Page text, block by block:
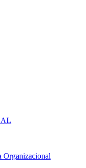
Organizacional